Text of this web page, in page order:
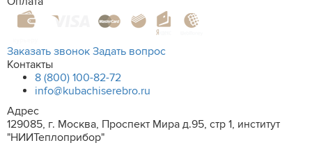
Заказать звонок Задать вопрос
Контакты
8 (800) 100-82-72
info@kubachiserebro.ru
Адрес
129085, г. Москва, Проспект Мира д.95, стр 1, институт
"НИИТеплоприбор"